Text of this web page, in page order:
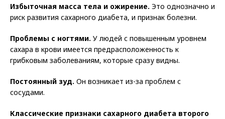
Избыточная масса тела и ожирение. Это однозначно и
риск развития сахарного диабета, и признак болезни.
Проблемы с ногтями. У людей с повышенным уровнем
сахара в крови имеется предрасположенность к
грибковым заболеваниям, которые сразу видны.
Постоянный зуд. Он возникает из-за проблем с
сосудами.
Классические признаки сахарного диабета второго